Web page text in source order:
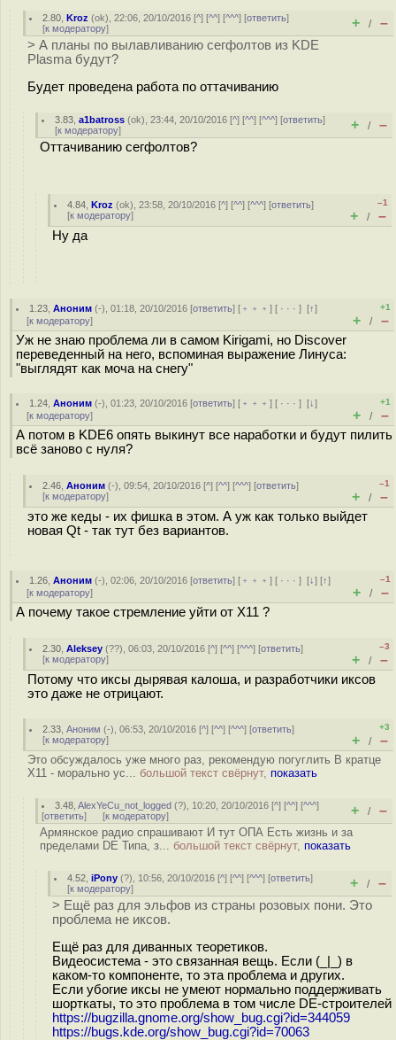
2.80 ,Kroz (ok), 22:06, 20/10/2016 [^] [^^] [^^^] [ответить]
[к модератору] + / –
> А планы по вылавливанию сегфолтов из KDE
Plasma будут?
Будет проведена работа по оттачиванию
3.83 ,a1batross (ok), 23:44, 20/10/2016 [^] [^^] [^^^] [ответить]
[к модератору] + / –
Оттачиванию сегфолтов?
4.84 ,Kroz (ok), 23:58, 20/10/2016 [^] [^^] [^^^] [ответить]
[к модератору]
–1
+ / –
Ну да
1.23 ,Аноним (-), 01:18, 20/10/2016 [ответить] [ ﹢﹢﹢] [ · · ·][↑]
[к модератору]
+1
+ / –
Уж не знаю проблема ли в самом Kirigami, но Discover
переведенный на него, вспоминая выражение Линуса:
"выглядят как моча на снегу"
1.24 ,Аноним (-), 01:23, 20/10/2016 [ответить] [ ﹢﹢﹢] [ · · ·][↓]
[к модератору]
+1
+ / –
А потом в KDE6 опять выкинут все наработки и будут пилить
всё заново с нуля?
2.46 ,Аноним (-), 09:54, 20/10/2016 [^] [^^] [^^^] [ответить]
[к модератору]
–1
+ / –
это же кеды - их фишка в этом. А уж как только выйдет
новая Qt - так тут без вариантов.
1.26 ,Аноним (-), 02:06, 20/10/2016 [ответить] [ ﹢﹢﹢] [ · · ·][↓] [↑]
[к модератору]
–1
+ / –
А почему такое стремление уйти от X11 ?
2.30 ,Aleksey (??), 06:03, 20/10/2016 [^] [^^] [^^^] [ответить]
[к модератору]
–3
+ / –
Потому что иксы дырявая калоша, и разработчики иксов
это даже не отрицают.
2.33 ,Аноним (-), 06:53, 20/10/2016 [^] [^^] [^^^] [ответить]
[к модератору]
+3
+ / –
Это обсуждалось уже много раз, рекомендую погуглить В кратце
X11 - морально ус... большой текст свёрнут, показать
3.48 ,AlexYeCu_not_logged (?), 10:20, 20/10/2016 [^] [^^] [^^^]
[ответить] [к модератору] + / –
Армянское радио спрашивают И тут ОПА Есть жизнь и за
пределами DE Типа, з... большой текст свёрнут, показать
4.52 ,iPony (?), 10:56, 20/10/2016 [^] [^^] [^^^] [ответить]
[к модератору] + / –
> Ещё раз для эльфов из страны розовых пони. Это
проблема не иксов.
Ещё раз для диванных теоретиков.
Видеосистема - это связанная вещь. Если (_|_) в
каком-то компоненте, то эта проблема и других.
Если убогие иксы не умеют нормально поддерживать
шорткаты, то это проблема в том числе DE-строителей
https://bugzilla.gnome.org/show_bug.cgi?id=344059
https://bugs.kde.org/show_bug.cgi?id=70063